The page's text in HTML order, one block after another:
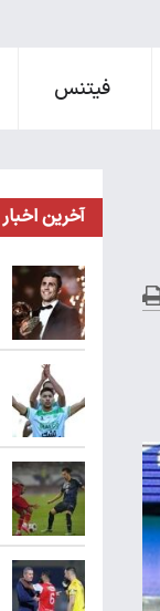
فیتنس
آخرین اخبار